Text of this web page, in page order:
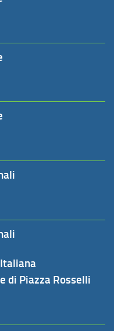
di Piazza Rosselli